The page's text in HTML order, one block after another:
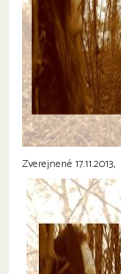
Zverejnené 17.11.2013,